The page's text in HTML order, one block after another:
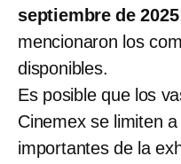
septiembre de 2025
mencionaron los
disponibles.
Es posible que los
Cinemex se limiten
importantes de la